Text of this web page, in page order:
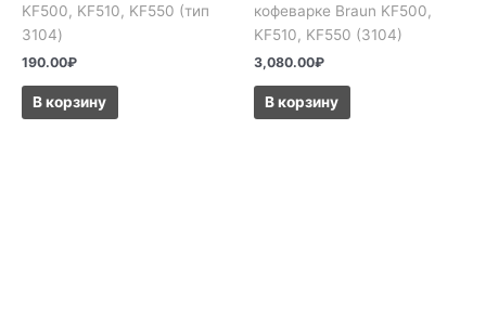
KF500, KF510, KF550 (тип
3104)
190.00₽
В корзину
кофеварке Braun KF500,
KF510, KF550 (3104)
3,080.00₽
В корзину